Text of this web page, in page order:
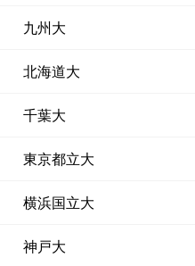
九州大
北海道大
千葉大
東京都立大
横浜国立大
神戸大